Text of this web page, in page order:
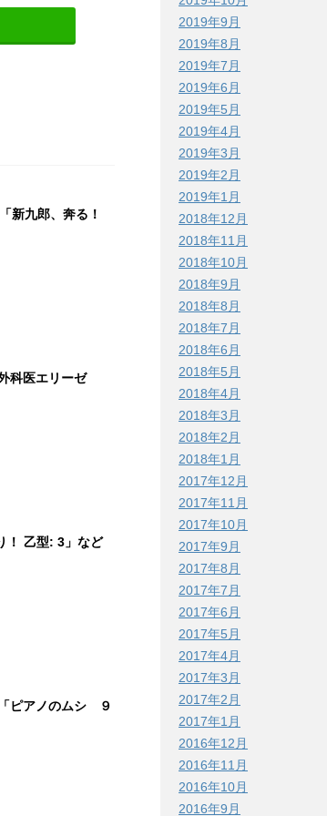
新九郎、奔る！
科医エリーゼ
！ 乙型: 3」など
ピアノのムシ ９
2019年9月
2019年8月
2019年7月
2019年6月
2019年5月
2019年4月
2019年3月
2019年2月
2019年1月
2018年12月
2018年11月
2018年10月
2018年9月
2018年8月
2018年7月
2018年6月
2018年5月
2018年4月
2018年3月
2018年2月
2018年1月
2017年12月
2017年11月
2017年10月
2017年9月
2017年8月
2017年7月
2017年6月
2017年5月
2017年4月
2017年3月
2017年2月
2017年1月
2016年12月
2016年11月
2016年10月
2016年9月